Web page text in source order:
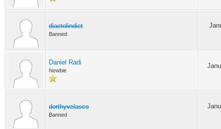
diaetolindiet
Banned
Daniel Radi
Newbie
dorthyvelasco
Banned